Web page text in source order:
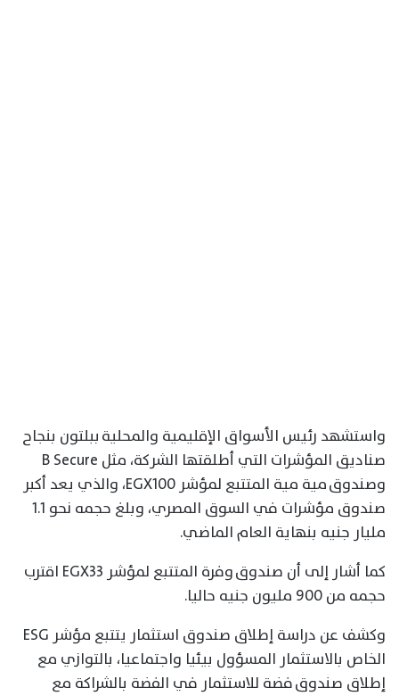
واستشهد رئيس الأسواق الإقليمية والمحلية ببلتون بنجاح
صناديق المؤشرات التي أطلقتها الشركة، مثل B Secure
وصندوق مية مية المتتبع لمؤشر EGX100، والذي يعد أكبر
صندوق مؤشرات في السوق المصري، وبلغ حجمه نحو 1.1
مليار جنيه بنهاية العام الماضي.
كما أشار إلى أن صندوق وفرة المتتبع لمؤشر EGX33 اقترب
حجمه من 900 مليون جنيه حاليا.
وكشف عن دراسة إطلاق صندوق استثمار يتتبع مؤشر ESG
الخاص بالاستثمار المسؤول بيئيا واجتماعيا، بالتوازي مع
إطلاق صندوق فضة للاستثمار في الفضة بالشراكة مع